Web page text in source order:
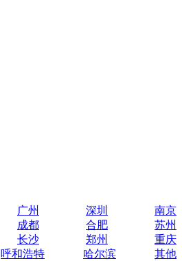
广州 深圳
南京
成都 合肥
苏州
长沙 郑州
重庆
呼和浩特 哈尔滨
其他